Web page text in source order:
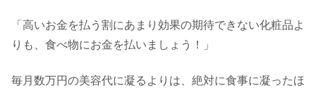
「高いお金を払う割にあまり効果の期待できない化粧品よ
りも、食べ物にお金を払いましょう！」
毎月数万円の美容代に凝るよりは、絶対に食事に凝ったほ